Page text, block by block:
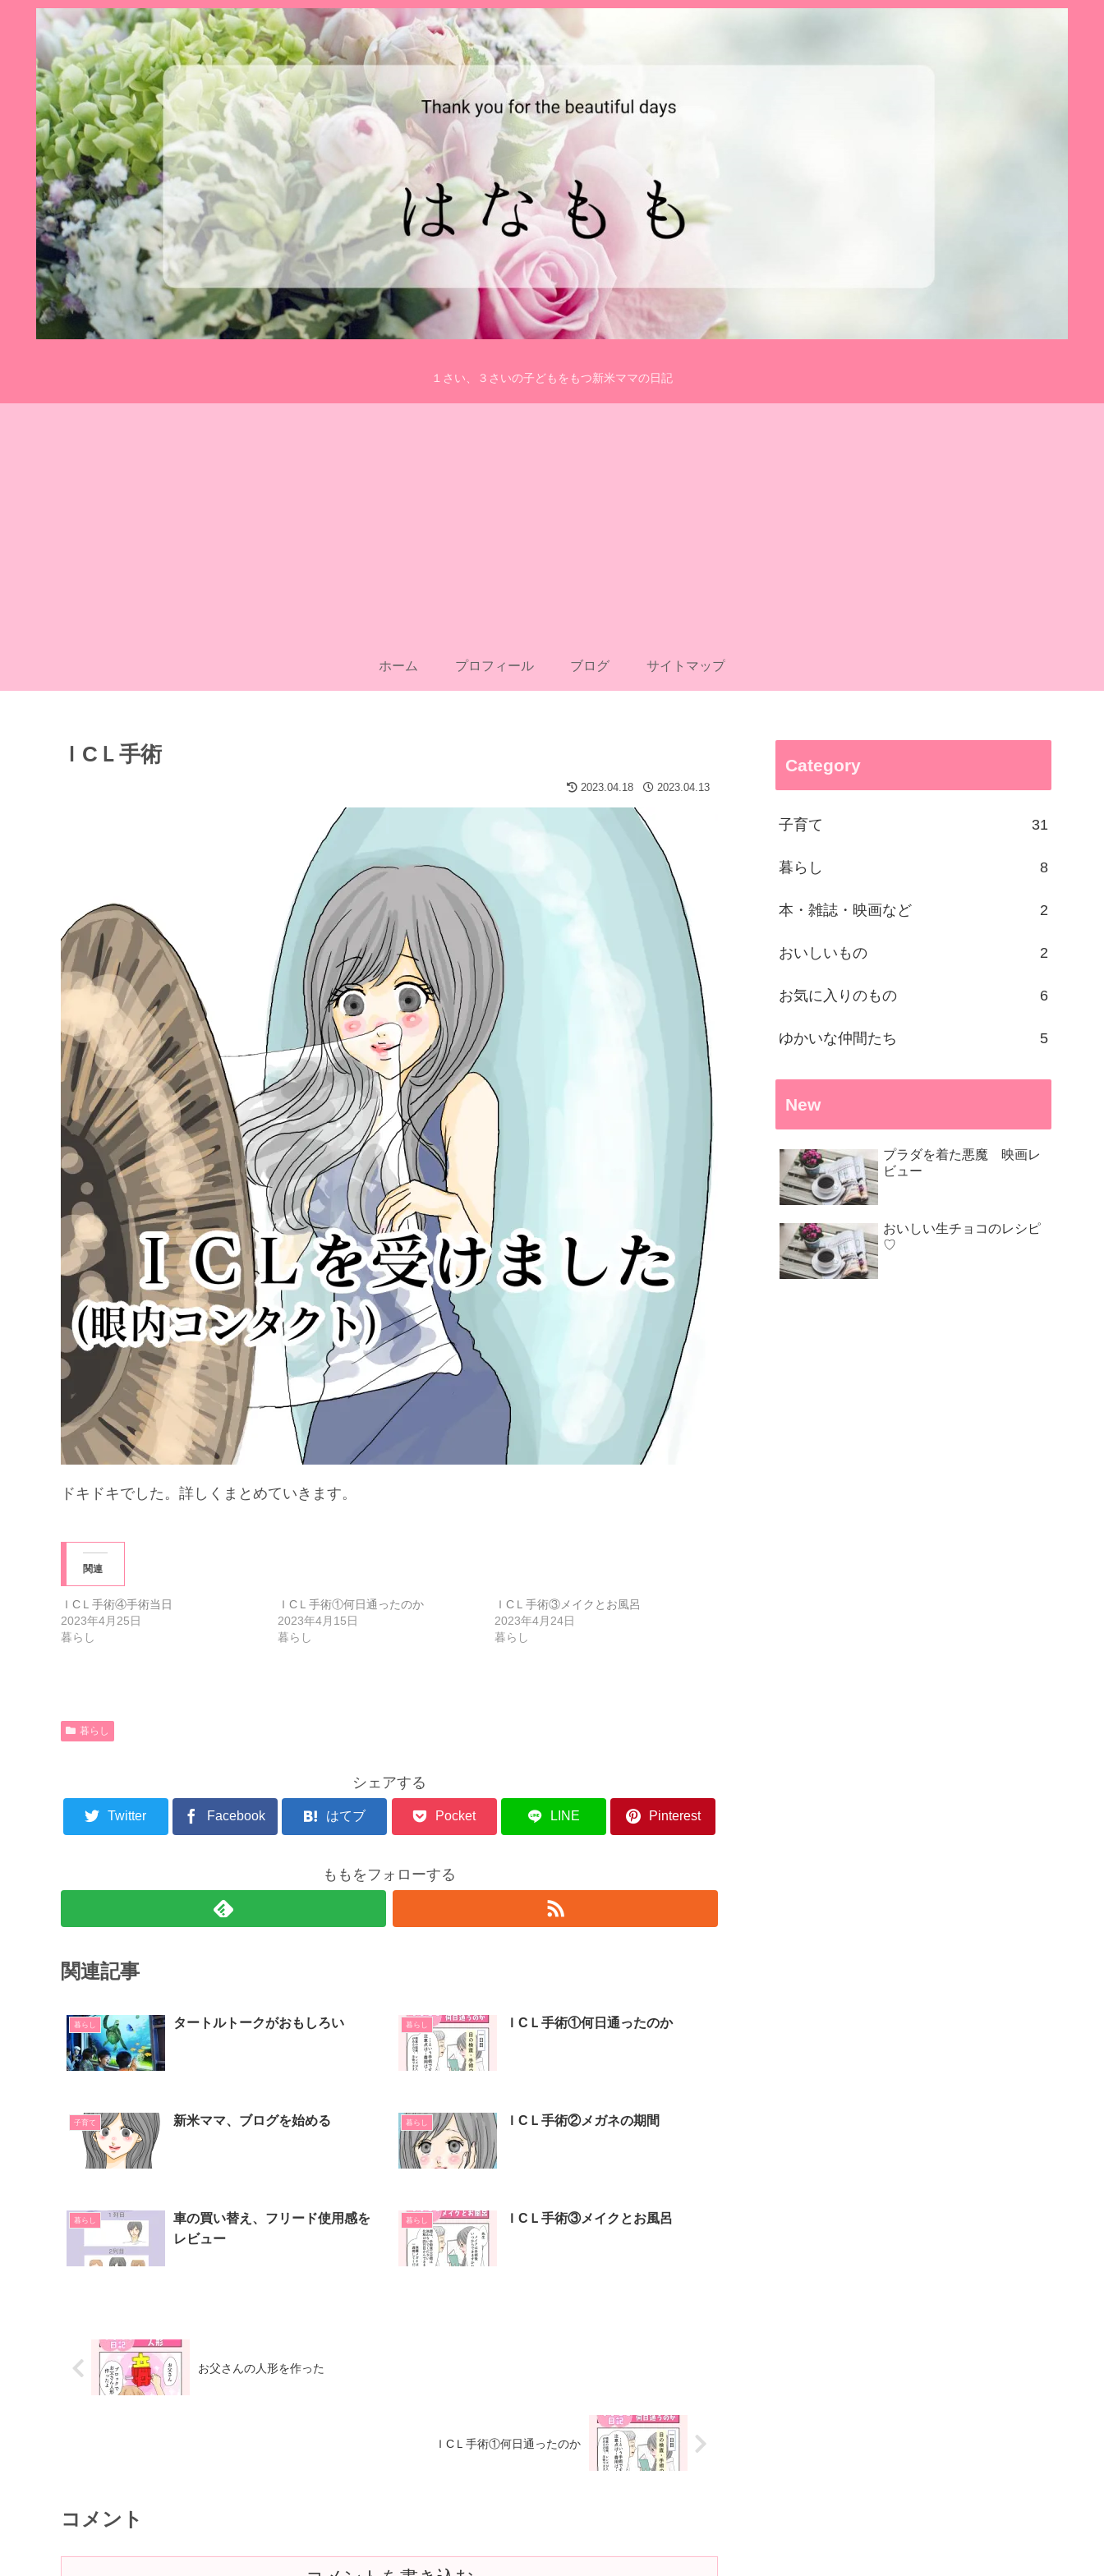
１さい、３さいの子どもをもつ新米ママの日記
ホーム プロフィール ブログ サイトマップ
ＩCＬ手術
2023.04.18 2023.04.13
ドキドキでした。詳しくまとめていきます。
関連
ＩCＬ手術④手術当日
2023年4月25日
暮らし
ＩCＬ手術①何日通ったのか
2023年4月15日
暮らし
ＩCＬ手術③メイクとお風呂
2023年4月24日
暮らし
暮らし
シェアする
Twitter Facebook はてブ Pocket LINE Pinterest
ももをフォローする
関連記事
暮らし タートルトークがおもしろい 暮らし ＩCＬ手術①何日通ったのか
子育て 新米ママ、ブログを始める 暮らし ＩCＬ手術②メガネの期間
暮らし
車の買い替え、フリード使用感を
レビュー
暮らし ＩCＬ手術③メイクとお風呂
お父さんの人形を作った
ＩCＬ手術①何日通ったのか
コメント
Category
子育て 31
暮らし 8
本・雑誌・映画など 2
おいしいもの 2
お気に入りのもの 6
ゆかいな仲間たち 5
New
プラダを着た悪魔 映画レ
ビュー
おいしい生チョコのレシピ
♡